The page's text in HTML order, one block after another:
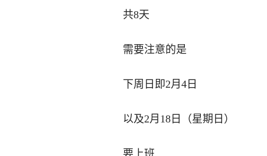
共8天
需要注意的是
下周日即2月4日
以及2月18日（星期日）
要上班